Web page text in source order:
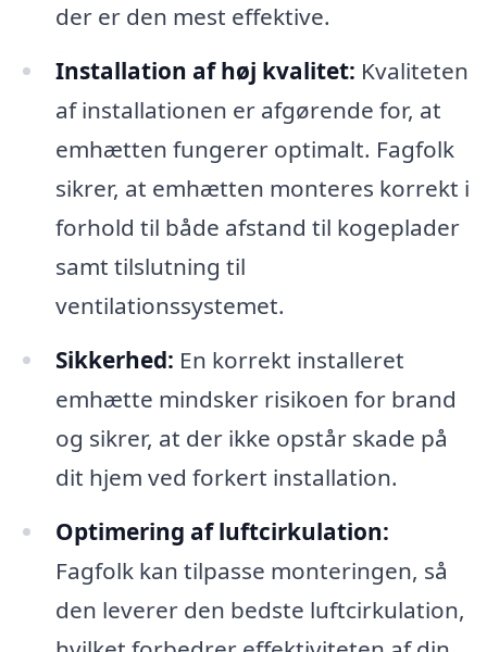
der er den mest effektive.
Installation af høj kvalitet: Kvaliteten
af installationen er afgørende for, at
emhætten fungerer optimalt. Fagfolk
sikrer, at emhætten monteres korrekt i
forhold til både afstand til kogeplader
samt tilslutning til
ventilationssystemet.
Sikkerhed: En korrekt installeret
emhætte mindsker risikoen for brand
og sikrer, at der ikke opstår skade på
dit hjem ved forkert installation.
Optimering af luftcirkulation:
Fagfolk kan tilpasse monteringen, så
den leverer den bedste luftcirkulation,